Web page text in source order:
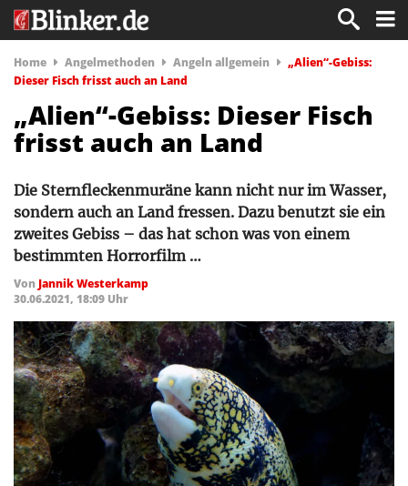
Home Angelmethoden Angeln allgemein
„Alien“-Gebiss:
Dieser Fisch frisst auch an Land
„Alien“-Gebiss: Dieser Fisch
frisst auch an Land
Die Sternfleckenmuräne kann nicht nur im Wasser,
sondern auch an Land fressen. Dazu benutzt sie ein
zweites Gebiss – das hat schon was von einem
bestimmten Horrorfilm …
Von Jannik Westerkamp
30.06.2021, 18:09 Uhr